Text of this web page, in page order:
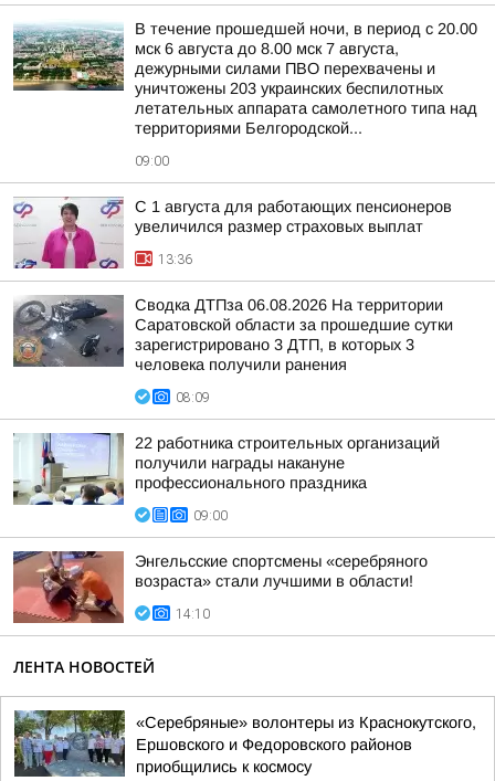
В течение прошедшей ночи, в период с 20.00
мск 6 августа до 8.00 мск 7 августа,
дежурными силами ПВО перехвачены и
уничтожены 203 украинских беспилотных
летательных аппарата самолетного типа над
территориями Белгородской...
09:00
С 1 августа для работающих пенсионеров
увеличился размер страховых выплат
13:36
Сводка ДТПза 06.08.2026 На территории
Саратовской области за прошедшие сутки
зарегистрировано 3 ДТП, в которых 3
человека получили ранения
08:09
22 работника строительных организаций
получили награды накануне
профессионального праздника
09:00
Энгельсские спортсмены «серебряного
возраста» стали лучшими в области!
14:10
ЛЕНТА НОВОСТЕЙ
«Серебряные» волонтеры из Краснокутского,
Ершовского и Федоровского районов
приобщились к космосу